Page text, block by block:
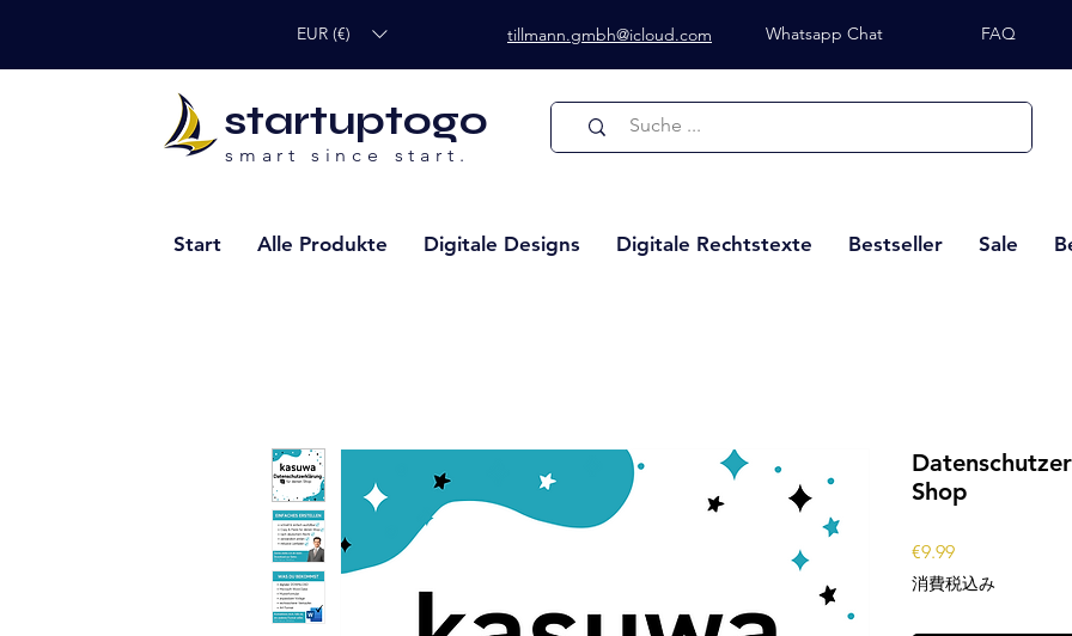
EUR (€) tillmann.gmbh@icloud.com Whatsapp Chat FAQ
startuptogo
smart since start.
Start Alle Produkte Digitale Designs Digitale Rechtstexte Bestseller Sale
Shop
€9.99価
格
消費税込み